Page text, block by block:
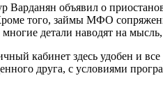
того, займы МФО
детали наводят на
кабинет здесь удобен и
друга, с условиями